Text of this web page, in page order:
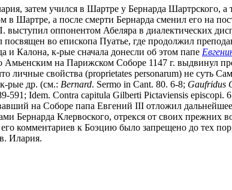
затем учился в Шартре у Бернарда Шартрского, а
Шартре, а после смерти Бернарда сменил его на
оппонентом Абеляра в диалектических
посвящен во епископа Пуатье, где продолжил
и Калона, к-рые сначала донесли об этом папе
на Парижском Соборе 1147 г. выдвинул
личные свойства (proprietates personarum) не суть
рые др. (см.: Bernard. Sermo in Cant. 80. 6-8; Gaufridus
591; Idem. Contra capitula Gilberti Pictaviensis
на Соборе папа Евгений III отложил
Бернарда Клервоского, отрекся от своих прежних
комментариев к Боэцию было запрещено до тех
Илария.